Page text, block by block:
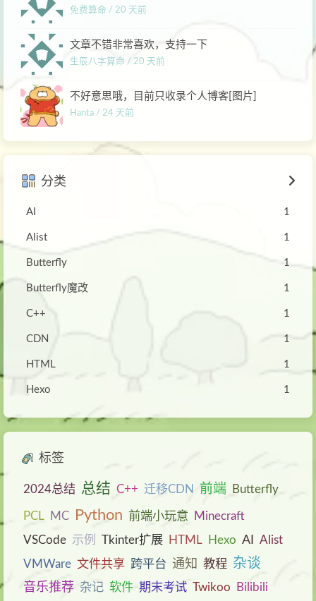
免费算命 / 20 天前
文章不错非常喜欢，支持一下
生辰八字算命 / 20 天前
不好意思哦，目前只收录个人博客[图片]
Hanta / 24 天前
分类
AI 1
Alist 1
Butterfly 1
Butterfly魔改 1
C++ 1
CDN 1
HTML 1
Hexo 1
标签
2024总结 总结 C++ 迁移CDN 前端 Butterfly
PCL MC Python 前端小玩意
Minecraft
VSCode 示例 Tkinter扩展 HTML Hexo AI
Alist
VMWare 文件共享 跨平台 通知 教程 杂谈
音乐推荐 杂记 软件 期末考试 Twikoo
Bilibili